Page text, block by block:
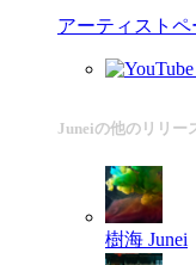
アーティストペ
Juneiの他のリリー
樹海 Junei